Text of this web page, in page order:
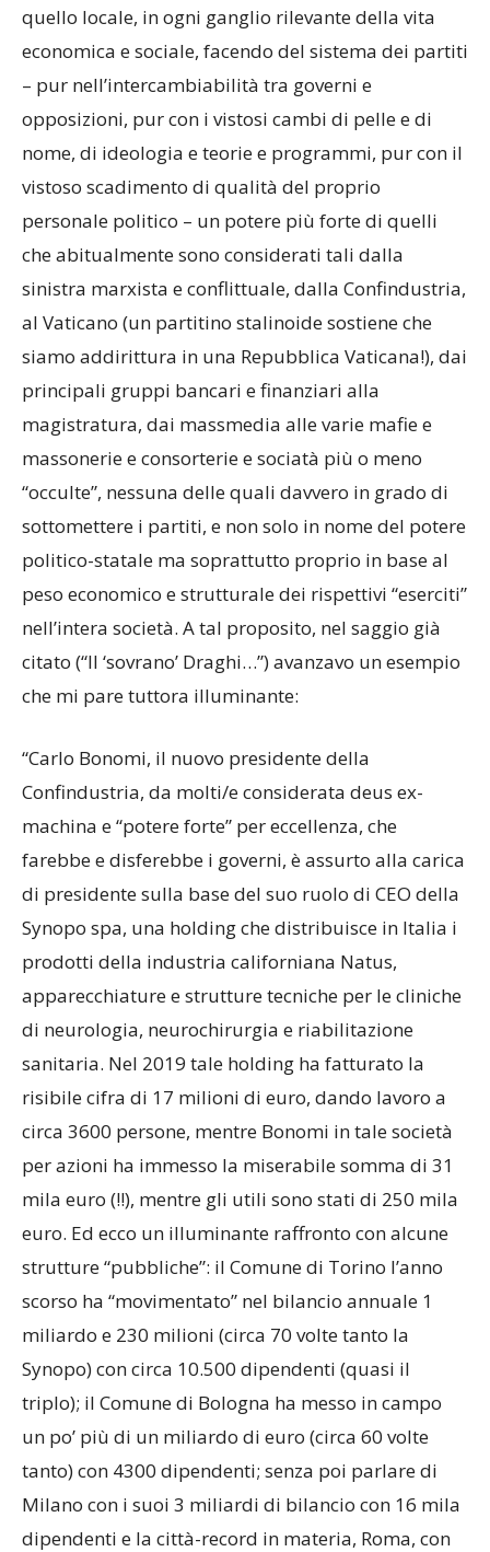
quello locale, in ogni ganglio rilevante della vita
economica e sociale, facendo del sistema dei partiti
– pur nell’intercambiabilità tra governi e
opposizioni, pur con i vistosi cambi di pelle e di
nome, di ideologia e teorie e programmi, pur con il
vistoso scadimento di qualità del proprio
personale politico – un potere più forte di quelli
che abitualmente sono considerati tali dalla
sinistra marxista e conflittuale, dalla Confindustria,
al Vaticano (un partitino stalinoide sostiene che
siamo addirittura in una Repubblica Vaticana!), dai
principali gruppi bancari e finanziari alla
magistratura, dai massmedia alle varie mafie e
massonerie e consorterie e sociatà più o meno
“occulte”, nessuna delle quali davvero in grado di
sottomettere i partiti, e non solo in nome del potere
politico-statale ma soprattutto proprio in base al
peso economico e strutturale dei rispettivi “eserciti”
nell’intera società. A tal proposito, nel saggio già
citato (“Il ‘sovrano’ Draghi…”) avanzavo un esempio
che mi pare tuttora illuminante:
“Carlo Bonomi, il nuovo presidente della
Confindustria, da molti/e considerata deus ex-
machina e “potere forte” per eccellenza, che
farebbe e disferebbe i governi, è assurto alla carica
di presidente sulla base del suo ruolo di CEO della
Synopo spa, una holding che distribuisce in Italia i
prodotti della industria californiana Natus,
apparecchiature e strutture tecniche per le cliniche
di neurologia, neurochirurgia e riabilitazione
sanitaria. Nel 2019 tale holding ha fatturato la
risibile cifra di 17 milioni di euro, dando lavoro a
circa 3600 persone, mentre Bonomi in tale società
per azioni ha immesso la miserabile somma di 31
mila euro (!!), mentre gli utili sono stati di 250 mila
euro. Ed ecco un illuminante raffronto con alcune
strutture “pubbliche”: il Comune di Torino l’anno
scorso ha “movimentato” nel bilancio annuale 1
miliardo e 230 milioni (circa 70 volte tanto la
Synopo) con circa 10.500 dipendenti (quasi il
triplo); il Comune di Bologna ha messo in campo
un po’ più di un miliardo di euro (circa 60 volte
tanto) con 4300 dipendenti; senza poi parlare di
Milano con i suoi 3 miliardi di bilancio con 16 mila
dipendenti e la città-record in materia, Roma, con